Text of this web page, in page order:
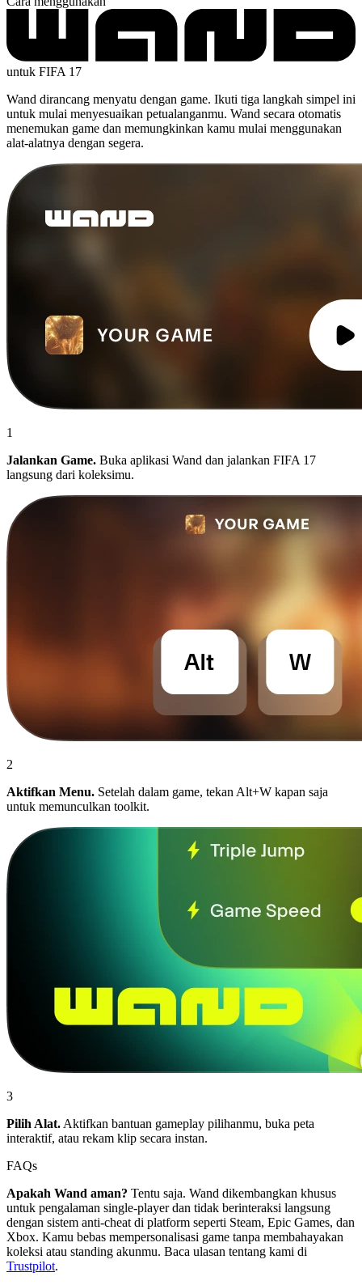
untuk FIFA 17
Wand dirancang menyatu dengan game. Ikuti tiga langkah simpel ini
untuk mulai menyesuaikan petualanganmu. Wand secara otomatis
menemukan game dan memungkinkan kamu mulai menggunakan
alat-alatnya dengan segera.
1
Jalankan Game. Buka aplikasi Wand dan jalankan FIFA 17
langsung dari koleksimu.
2
Aktifkan Menu. Setelah dalam game, tekan Alt+W kapan saja
untuk memunculkan toolkit.
3
Pilih Alat. Aktifkan bantuan gameplay pilihanmu, buka peta
interaktif, atau rekam klip secara instan.
FAQs
Apakah Wand aman? Tentu saja. Wand dikembangkan khusus
untuk pengalaman single-player dan tidak berinteraksi langsung
dengan sistem anti-cheat di platform seperti Steam, Epic Games, dan
Xbox. Kamu bebas mempersonalisasi game tanpa membahayakan
koleksi atau standing akunmu. Baca ulasan tentang kami di
Trustpilot.